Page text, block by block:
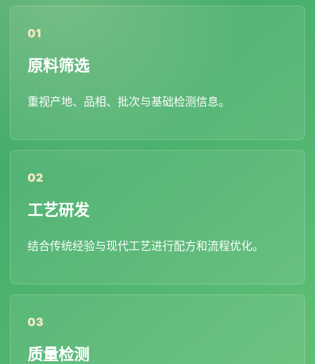
原料筛选
重视产地、品相、批次与基础检测信息。
工艺研发
结合传统经验与现代工艺进行配方和流程优化。
质量检测